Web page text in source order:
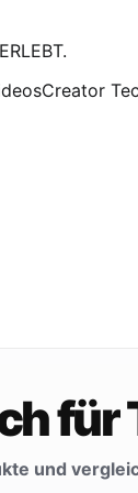
Creator
für
und